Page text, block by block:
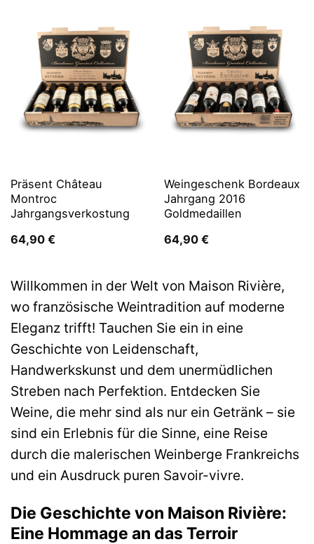
Präsent Château
Montroc
Jahrgangsverkostung
64,90 €
Weingeschenk Bordeaux
Jahrgang 2016
Goldmedaillen
64,90 €
Willkommen in der Welt von Maison Rivière,
wo französische Weintradition auf moderne
Eleganz trifft! Tauchen Sie ein in eine
Geschichte von Leidenschaft,
Handwerkskunst und dem unermüdlichen
Streben nach Perfektion. Entdecken Sie
Weine, die mehr sind als nur ein Getränk – sie
sind ein Erlebnis für die Sinne, eine Reise
durch die malerischen Weinberge Frankreichs
und ein Ausdruck puren Savoir-vivre.
Die Geschichte von Maison Rivière:
Eine Hommage an das Terroir